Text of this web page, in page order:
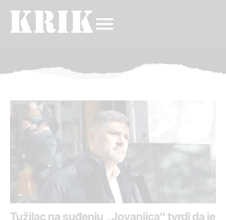
Tužilac na suđenju „Jovanjica“ tvrdi da je